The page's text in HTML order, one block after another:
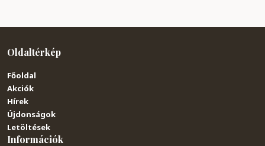
Oldaltérkép
Főoldal
Akciók
Hírek
Újdonságok
Letöltések
Információk